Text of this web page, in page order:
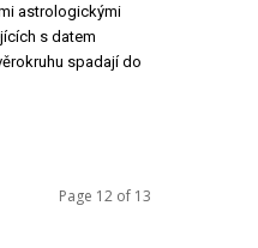
astrologickými
s datem
spadají do
Page 12 of 13